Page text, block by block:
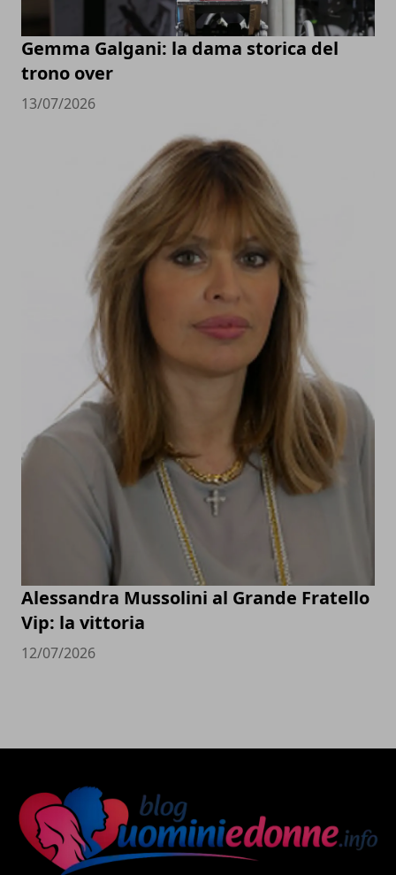
Gemma Galgani: la dama storica del
trono over
13/07/2026
Alessandra Mussolini al Grande Fratello
Vip: la vittoria
12/07/2026